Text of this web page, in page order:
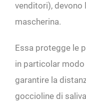
venditori), devono
mascherina.
Essa protegge le
in particolar
garantire la
goccioline di